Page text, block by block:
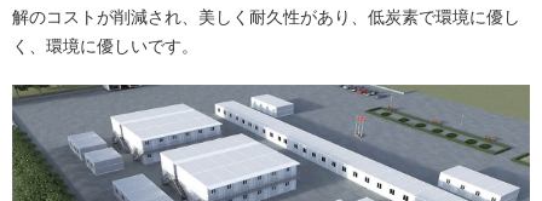
解のコストが削減され、美しく耐久性があり、低炭素で環境に優し
く、環境に優しいです。